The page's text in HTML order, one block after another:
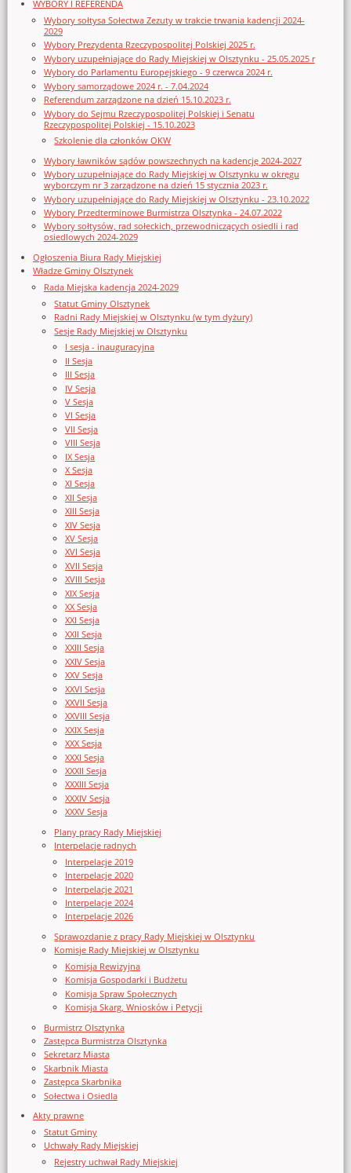
WYBORY I REFERENDA
Wybory sołtysa Sołectwa Zezuty w trakcie trwania kadencji 2024-
2029
Wybory Prezydenta Rzeczypospolitej Polskiej 2025 r.
Wybory uzupełniające do Rady Miejskiej w Olsztynku - 25.05.2025 r
Wybory do Parlamentu Europejskiego - 9 czerwca 2024 r.
Wybory samorządowe 2024 r. - 7.04.2024
Referendum zarządzone na dzień 15.10.2023 r.
Wybory do Sejmu Rzeczypospolitej Polskiej i Senatu
Rzeczypospolitej Polskiej - 15.10.2023
Szkolenie dla członków OKW
Wybory ławników sądów powszechnych na kadencję 2024-2027
Wybory uzupełniające do Rady Miejskiej w Olsztynku w okręgu
wyborczym nr 3 zarządzone na dzień 15 stycznia 2023 r.
Wybory uzupełniające do Rady Miejskiej w Olsztynku - 23.10.2022
Wybory Przedterminowe Burmistrza Olsztynka - 24.07.2022
Wybory sołtysów, rad sołeckich, przewodniczących osiedli i rad
osiedlowych 2024-2029
Ogłoszenia Biura Rady Miejskiej
Władze Gminy Olsztynek
Rada Miejska kadencja 2024-2029
Statut Gminy Olsztynek
Radni Rady Miejskiej w Olsztynku (w tym dyżury)
Sesje Rady Miejskiej w Olsztynku
I sesja - inauguracyjna
II Sesja
III Sesja
IV Sesja
V Sesja
VI Sesja
VII Sesja
VIII Sesja
IX Sesja
X Sesja
XI Sesja
XII Sesja
XIII Sesja
XIV Sesja
XV Sesja
XVI Sesja
XVII Sesja
XVIII Sesja
XIX Sesja
XX Sesja
XXI Sesja
XXII Sesja
XXIII Sesja
XXIV Sesja
XXV Sesja
XXVI Sesja
XXVII Sesja
XXVIII Sesja
XXIX Sesja
XXX Sesja
XXXI Sesja
XXXII Sesja
XXXIII Sesja
XXXIV Sesja
XXXV Sesja
Plany pracy Rady Miejskiej
Interpelacje radnych
Interpelacje 2019
Interpelacje 2020
Interpelacje 2021
Interpelacje 2024
Interpelacje 2026
Sprawozdanie z pracy Rady Miejskiej w Olsztynku
Komisje Rady Miejskiej w Olsztynku
Komisja Rewizyjna
Komisja Gospodarki i Budżetu
Komisja Spraw Społecznych
Komisja Skarg, Wniosków i Petycji
Burmistrz Olsztynka
Zastępca Burmistrza Olsztynka
Sekretarz Miasta
Skarbnik Miasta
Zastępca Skarbnika
Sołectwa i Osiedla
Akty prawne
Statut Gminy
Uchwały Rady Miejskiej
Rejestry uchwał Rady Miejskiej